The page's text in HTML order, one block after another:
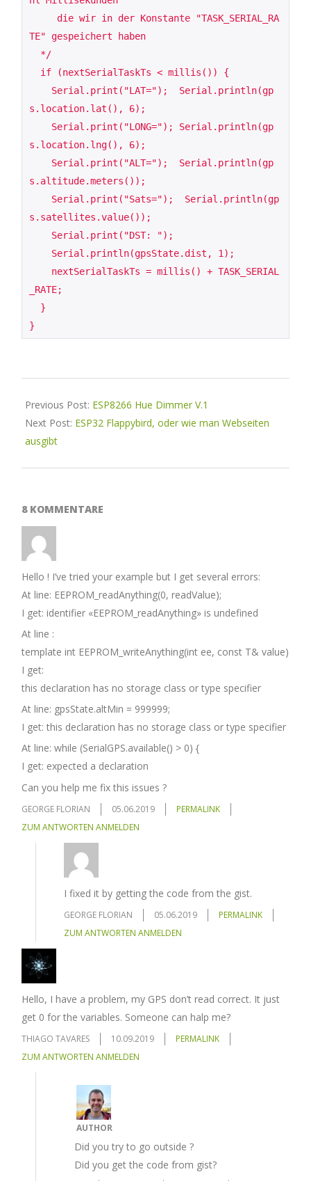
TE" gespeichert haben
s.location.lat(), 6);
s.location.lng(), 6);
s.altitude.meters());
s.satellites.value());
_RATE;
}
01-
26
Previous Post: ESP8266 Hue Dimmer V.1
Next Post: ESP32 Flappybird, oder wie man Webseiten
ausgibt
8 KOMMENTARE
Hello ! I’ve tried your example but I get several errors:
At line: EEPROM_readAnything(0, readValue);
I get: identifier «EEPROM_readAnything» is undefined
At line :
template int EEPROM_writeAnything(int ee, const T& value)
I get:
this declaration has no storage class or type specifier
At line: gpsState.altMin = 999999;
I get: this declaration has no storage class or type specifier
At line: while (SerialGPS.available() > 0) {
I get: expected a declaration
Can you help me fix this issues ?
GEORGE FLORIAN 05.06.2019
PERMALINK
ZUM ANTWORTEN ANMELDEN
I fixed it by getting the code from the gist.
GEORGE FLORIAN 05.06.2019
PERMALINK
ZUM ANTWORTEN ANMELDEN
Hello, I have a problem, my GPS don’t read correct. It just
get 0 for the variables. Someone can halp me?
THIAGO TAVARES 10.09.2019
PERMALINK
ZUM ANTWORTEN ANMELDEN
AUTHOR
Did you try to go outside ?
Did you get the code from gist?